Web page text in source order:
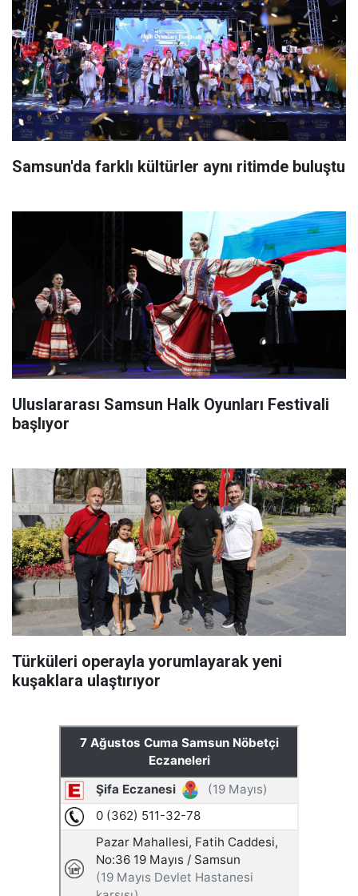
Samsun'da farklı kültürler aynı ritimde buluştu
Uluslararası Samsun Halk Oyunları Festivali
başlıyor
Türküleri operayla yorumlayarak yeni
kuşaklara ulaştırıyor